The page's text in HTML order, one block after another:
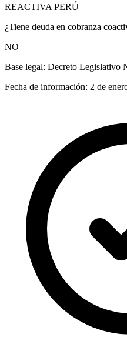
REACTIVA PERÚ
¿Tiene deuda en cobranza
NO
Base legal: Decreto Legislativo
Fecha de información: 2 de